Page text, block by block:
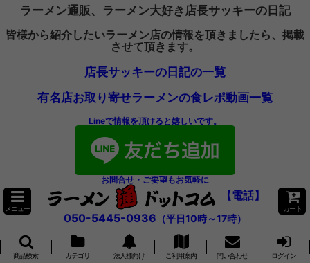
ラーメン通販、ラーメン大好き店長サッキーの日記
皆様から紹介したいラーメン店の情報を頂きましたら、掲載
させて頂きます。
店長サッキーの日記の一覧
有名店お取り寄せラーメンの食レポ動画一覧
Lineで情報を頂けると嬉しいです。
お問合せ・ご要望もお気軽に
メニュー
【電話】
050-5445-0936 （平日10時～17時）
カート
商品検索 カテゴリ 法人様向け ご利用案内 問い合わせ ログイン